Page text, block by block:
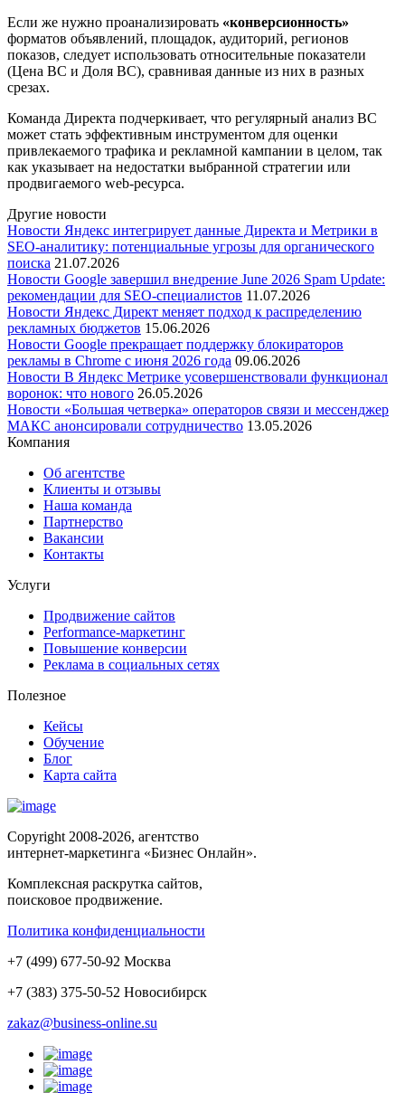
Если же нужно проанализировать «конверсионность»
форматов объявлений, площадок, аудиторий, регионов
показов, следует использовать относительные показатели
(Цена ВС и Доля ВС), сравнивая данные из них в разных
срезах.
Команда Директа подчеркивает, что регулярный анализ ВС
может стать эффективным инструментом для оценки
привлекаемого трафика и рекламной кампании в целом, так
как указывает на недостатки выбранной стратегии или
продвигаемого web-ресурса.
Другие новости
Новости Яндекс интегрирует данные Директа и Метрики в
SEO-аналитику: потенциальные угрозы для органического
поиска 21.07.2026
Новости Google завершил внедрение June 2026 Spam Update:
рекомендации для SEO-специалистов 11.07.2026
Новости Яндекс Директ меняет подход к распределению
рекламных бюджетов 15.06.2026
Новости Google прекращает поддержку блокираторов
рекламы в Chrome с июня 2026 года 09.06.2026
Новости В Яндекс Метрике усовершенствовали функционал
воронок: что нового 26.05.2026
Новости «Большая четверка» операторов связи и мессенджер
МАКС анонсировали сотрудничество 13.05.2026
Компания
Об агентстве
Клиенты и отзывы
Наша команда
Партнерство
Вакансии
Контакты
Услуги
Продвижение сайтов
Performance-маркетинг
Повышение конверсии
Реклама в социальных сетях
Полезное
Кейсы
Обучение
Блог
Карта сайта
Copyright 2008-2026, агентство
интернет-маркетинга «Бизнес Онлайн».
Комплексная раскрутка сайтов,
поисковое продвижение.
Политика конфиденциальности
+7 (499) 677-50-92 Москва
+7 (383) 375-50-52 Новосибирск
zakaz@business-online.su